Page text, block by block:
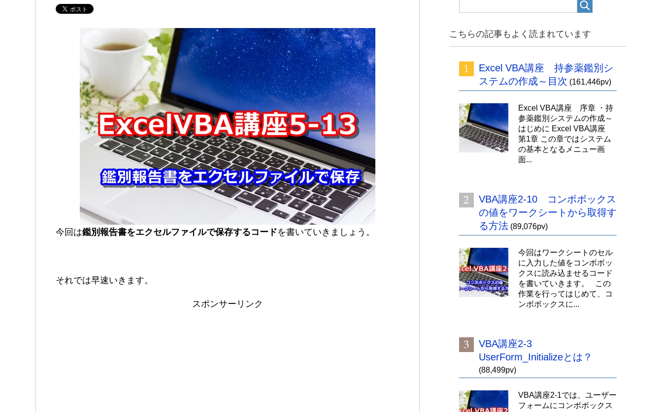
今回は鑑別報告書をエクセルファイルで保存するコードを書いていきましょう。
それでは早速いきます。
スポンサーリンク
こちらの記事もよく読まれています
Excel VBA講座 持参薬鑑別シ
ステムの作成～目次 (161,446pv)
Excel VBA講座 序章 ・持
参薬鑑別システムの作成～
はじめに Excel VBA講座
第1章 この章ではシステム
の基本となるメニュー画
面...
VBA講座2-10 コンボボックス
の値をワークシートから取得す
る方法 (89,076pv)
今回はワークシートのセル
に入力した値をコンボボッ
クスに読み込ませるコード
を書いていきます。 この
作業を行ってはじめて、コ
ンボボックスに...
VBA講座2-3
UserForm_Initializeとは？
(88,499pv)
VBA講座2-1では、ユーザー
フォームにコンボボックス